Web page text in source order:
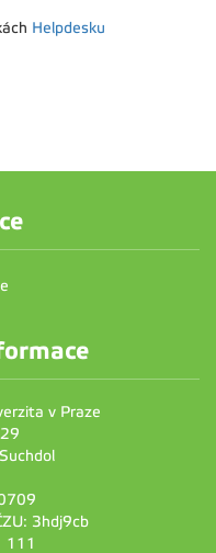
Helpdesku
v Praze
3hdj9cb
111